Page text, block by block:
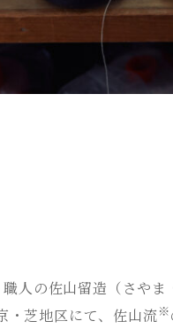
人の佐山留造（さやま
・芝地区にて、佐山流※